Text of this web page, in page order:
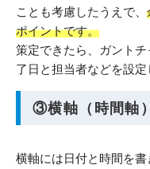
ことも考慮したうえで、
ポイントです。
策定できたら、ガント
了日と担当者などを設定
③横軸（時間軸
横軸には日付と時間を書